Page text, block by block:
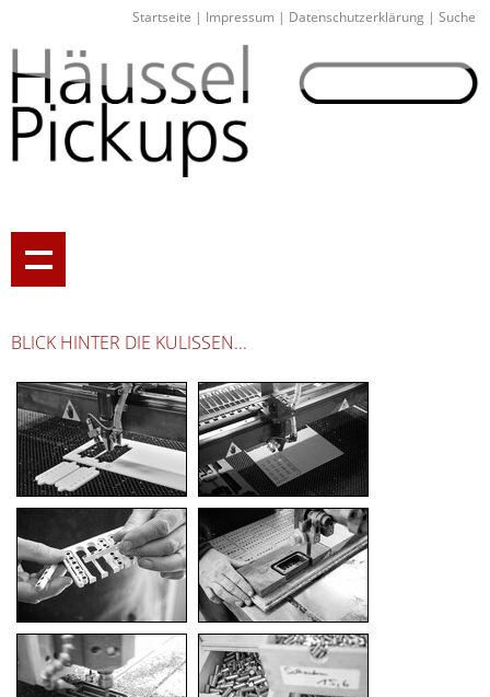
Startseite | Impressum | Datenschutzerklärung | Suche
BLICK HINTER DIE KULISSEN...